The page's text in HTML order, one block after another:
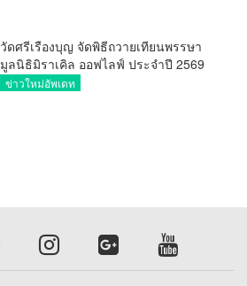
วัดศรีเรืองบุญ จัดพิธีถวายเทียนพรรษา
มูลนิธิมิราเคิล ออฟไลฟ์ ประจำปี 2569
พล.ต.ต.ศิริวัฒน์ ดีพอ ให้เกียรติเป็น
ข่าวใหม่อัพเดท